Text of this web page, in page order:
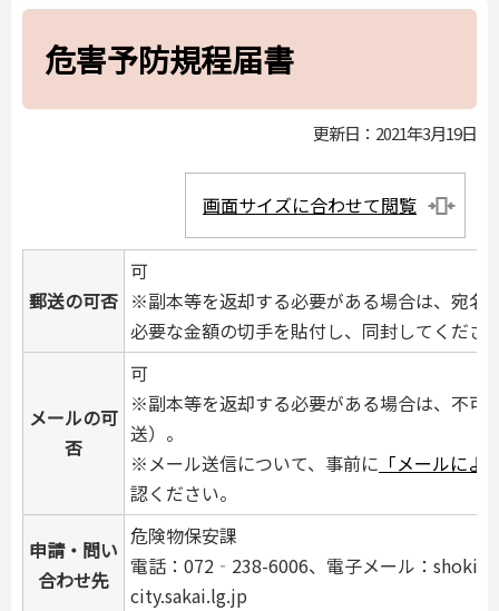
危害予防規程届書
更新日：2021年3月19日
画面サイズに合わせて閲覧
郵送の可否
可
※副本等を返却する必要がある場合は、宛名
必要な金額の切手を貼付し、同封してくださ
メールの可
否
可
※副本等を返却する必要がある場合は、不可
送）。
※メール送信について、事前に 「メールによ
認ください。
申請・問い
合わせ先
危険物保安課
電話：072‐238-6006、電子メール：shoki
city.sakai.lg.jp